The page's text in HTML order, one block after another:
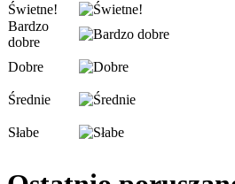
Świetne!
Bardzo
dobre
Dobre
Średnie
Słabe